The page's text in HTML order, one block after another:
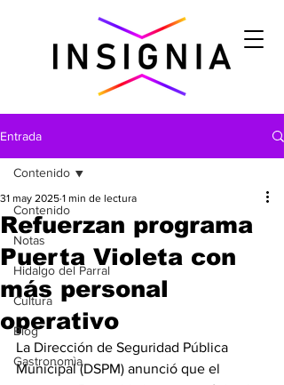
Entrada
Contenido
Notas
Hidalgo del Parral
Cultura
Blog
Gastronomìa
Contenido
Refuerzan programa
Puerta Violeta con
más personal
operativo
31 may 2025 1 min de lectura
La Dirección de Seguridad Pública
Municipal (DSPM) anunció que el